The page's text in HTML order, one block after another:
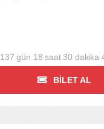
137 gün 18 saat 30 dakika
BILET AL